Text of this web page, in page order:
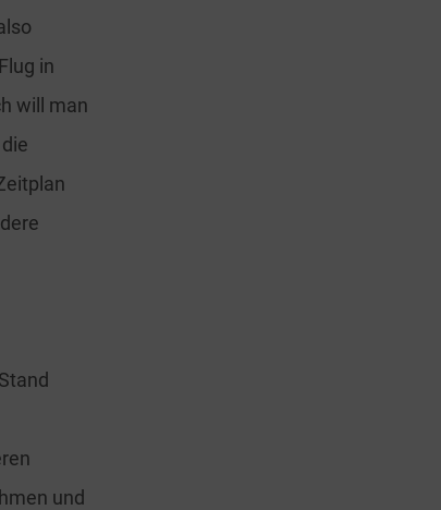
in
will man
und